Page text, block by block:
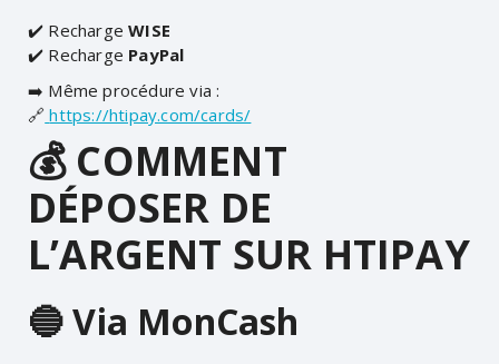
✔️ RechargeWISE
✔️ Recharge PayPal
➡️ Même procédure via :
🔗 https://htipay.com/cards/
💰 COMMENT
DÉPOSER DE
L’ARGENT SUR HTIPAY
🔵 Via MonCash